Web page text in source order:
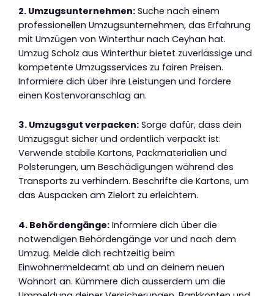
2. Umzugsunternehmen: Suche nach einem
professionellen Umzugsunternehmen, das Erfahrung
mit Umzügen von Winterthur nach Ceyhan hat.
Umzug Scholz aus Winterthur bietet zuverlässige und
kompetente Umzugsservices zu fairen Preisen.
Informiere dich über ihre Leistungen und fordere
einen Kostenvoranschlag an.
3. Umzugsgut verpacken: Sorge dafür, dass dein
Umzugsgut sicher und ordentlich verpackt ist.
Verwende stabile Kartons, Packmaterialien und
Polsterungen, um Beschädigungen während des
Transports zu verhindern. Beschrifte die Kartons, um
das Auspacken am Zielort zu erleichtern.
4. Behördengänge: Informiere dich über die
notwendigen Behördengänge vor und nach dem
Umzug. Melde dich rechtzeitig beim
Einwohnermeldeamt ab und an deinem neuen
Wohnort an. Kümmere dich ausserdem um die